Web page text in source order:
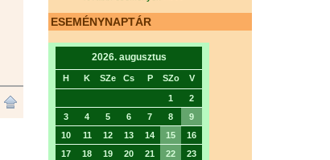
ESEMÉNYNAPTÁR
2026. augusztus
H K SZe Cs P SZo V
1
2
3
4 5 6 7 8
9
10
11 12 13 14 15
16
17
18 19 20 21 22
23